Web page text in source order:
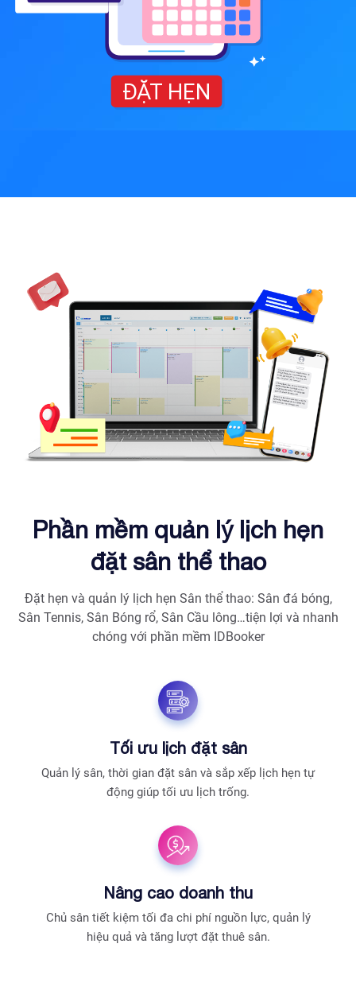
Phần mềm quản lý lịch hẹn
đặt sân thể thao
Đặt hẹn và quản lý lịch hẹn Sân thể thao: Sân đá bóng,
Sân Tennis, Sân Bóng rổ, Sân Cầu lông…tiện lợi và nhanh
chóng với phần mềm IDBooker
Tối ưu lịch đặt sân
Quản lý sân, thời gian đặt sân và sắp xếp lịch hẹn tự
động giúp tối ưu lịch trống.
Nâng cao doanh thu
Chủ sân tiết kiệm tối đa chi phí nguồn lực, quản lý
hiệu quả và tăng lượt đặt thuê sân.